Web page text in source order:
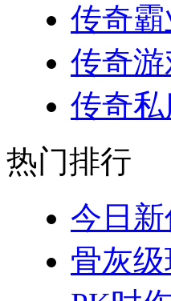
传奇
传奇
传奇
热门排行
今日
骨灰